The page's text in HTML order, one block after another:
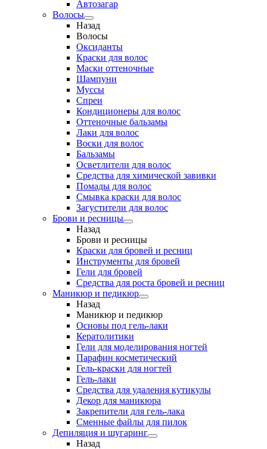
Автозагар
Волосы
Назад
Волосы
Оксиданты
Краски для волос
Маски оттеночные
Шампуни
Муссы
Спреи
Кондиционеры для волос
Оттеночные бальзамы
Лаки для волос
Воски для волос
Бальзамы
Осветлители для волос
Средства для химической завивки
Помады для волос
Смывка краски для волос
Загустители для волос
Брови и ресницы
Назад
Брови и ресницы
Краски для бровей и ресниц
Инструменты для бровей
Гели для бровей
Средства для роста бровей и ресниц
Маникюр и педикюр
Назад
Маникюр и педикюр
Основы под гель-лаки
Кератолитики
Гели для моделирования ногтей
Парафин косметический
Гель-краски для ногтей
Гель-лаки
Средства для удаления кутикулы
Декор для маникюра
Закрепители для гель-лака
Сменные файлы для пилок
Депиляция и шугаринг
Назад